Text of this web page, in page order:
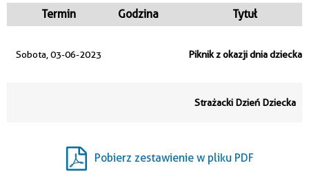
Termin Godzina Tytuł
Sobota, 03-06-2023 Piknik z okazji dnia dziecka
Strażacki Dzień Dziecka
Pobierz zestawienie w pliku PDF